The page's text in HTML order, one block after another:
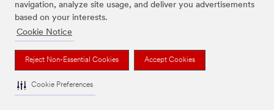
navigation, analyze site usage, and deliver you advertisements
based on your interests.
Cookie Notice
Reject Non-Essential Cookies Accept Cookies
Cookie Preferences